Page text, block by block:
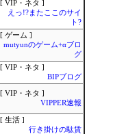
[ VIP・ネタ ]
えっ!?またここのサイ
ト?
[ ゲーム ]
mutyunのゲーム+αブロ
グ
[ VIP・ネタ ]
BIPブログ
[ VIP・ネタ ]
VIPPER速報
[ 生活 ]
行き掛けの駄賃